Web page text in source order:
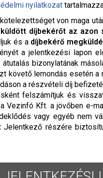
nyilatkozat
von maga
díjbekérőt az
és a díjbekérő
a jelentkezési lapon
bizonylatának
követő lemondás esetén
a részvételi díj
felszámítjuk és
Vezinfó Kft. a jövőben e-
vagy egyéb nem
részére